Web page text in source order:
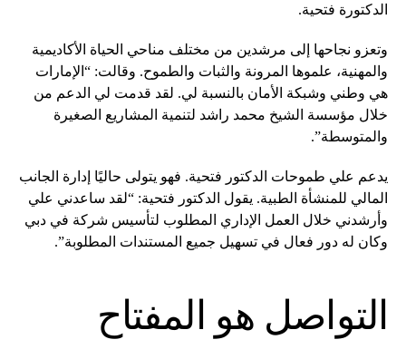
الدكتورة فتحية.
وتعزو نجاحها إلى مرشدين من مختلف مناحي الحياة الأكاديمية
والمهنية، علموها المرونة والثبات والطموح. وقالت: “الإمارات
هي وطني وشبكة الأمان بالنسبة لي. لقد قدمت لي الدعم من
خلال مؤسسة الشيخ محمد راشد لتنمية المشاريع الصغيرة
والمتوسطة”.
يدعم علي طموحات الدكتور فتحية. فهو يتولى حاليًا إدارة الجانب
المالي للمنشأة الطبية. يقول الدكتور فتحية: “لقد ساعدني علي
وأرشدني خلال العمل الإداري المطلوب لتأسيس شركة في دبي
وكان له دور فعال في تسهيل جميع المستندات المطلوبة”.
التواصل هو المفتاح